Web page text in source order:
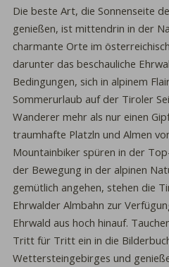
Die beste Art, die Sonnenseite
genießen, ist mittendrin in der
charmante Orte im
darunter das beschauliche
Bedingungen, sich in alpinem
Sommerurlaub auf der Tiroler
Wanderer mehr als nur einen
traumhafte Platzln und Almen
Mountainbiker spüren in der
der Bewegung in der alpinen
gemütlich angehen, stehen die
Ehrwalder Almbahn zur
Ehrwald aus hoch hinauf.
Tritt für Tritt ein in die
Wettersteingebirges und